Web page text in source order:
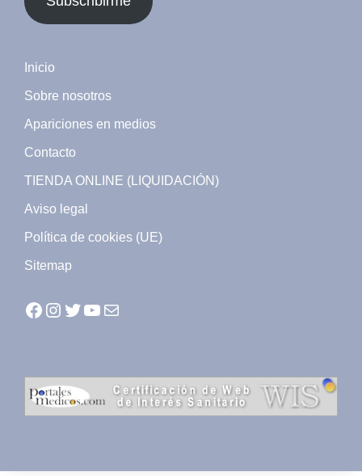
Inicio
Sobre nosotros
Apariciones en medios
Contacto
TIENDA ONLINE (LIQUIDACIÓN)
Aviso legal
Política de cookies (UE)
Sitemap
Facebook
Instagram
Twitter
YouTube
Mail